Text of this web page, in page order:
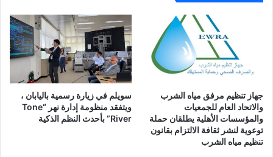
جهاز تنظيم مرفق مياه الشرب
والاتحاد العام للجمعيات
والمؤسسات الأهلية يطلقان حملة
توعوية لنشر ثقافة الالتزام بقانون
تنظيم مياه الشرب
سويلم في زيارة رسمية باليابان ،
ويتفقد منظومة إدارة نهر “Tone
River” بأحدث النظم الذكية